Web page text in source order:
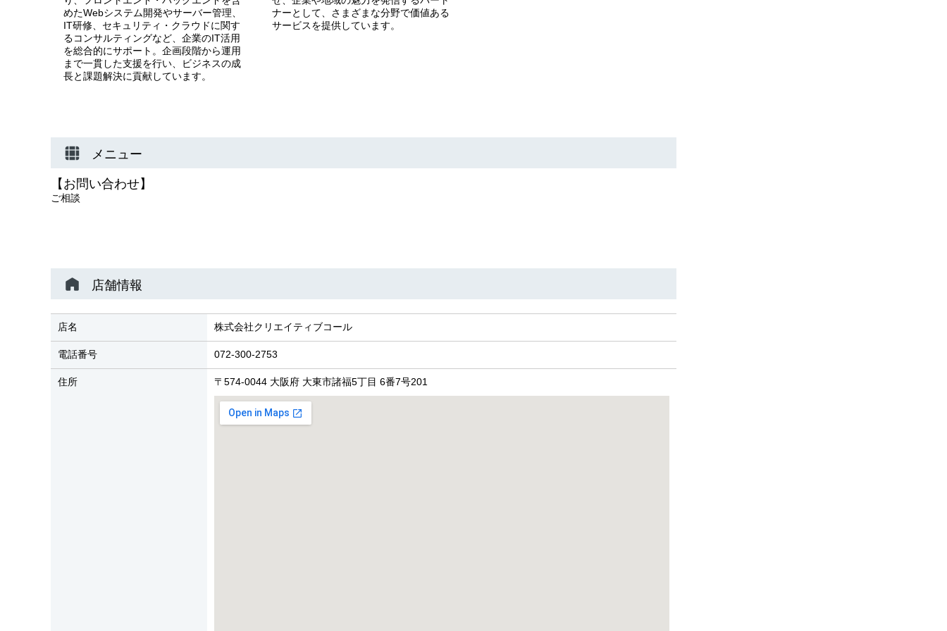
めたWebシステム開発やサーバー管理、
IT研修、セキュリティ・クラウドに関す
るコンサルティングなど、企業のIT活用
を総合的にサポート。企画段階から運用
まで一貫した支援を行い、ビジネスの成
長と課題解決に貢献しています。
ナーとして、さまざまな分野で価値ある
サービスを提供しています。
メニュー
【お問い合わせ】
ご相談
店舗情報
店名 株式会社クリエイティブコール
電話番号 072-300-2753
住所 〒574-0044 大阪府 大東市諸福5丁目 6番7号201